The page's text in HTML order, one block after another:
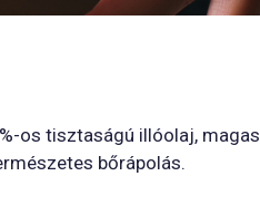
os tisztaságú illóolaj, magas
bőrápolás.